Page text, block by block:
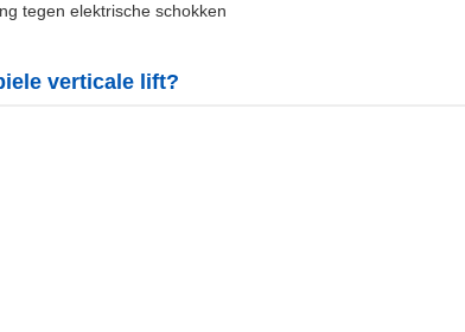
tegen elektrische schokken
verticale lift?